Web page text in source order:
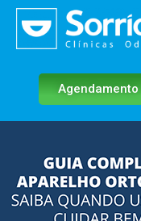
Agendamento